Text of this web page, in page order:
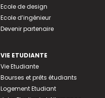
Ecole de design
Ecole d’ingénieur
Devenir partenaire
VIE ETUDIANTE
Vie Etudiante
Bourses et prêts étudiants
Logement Etudiant